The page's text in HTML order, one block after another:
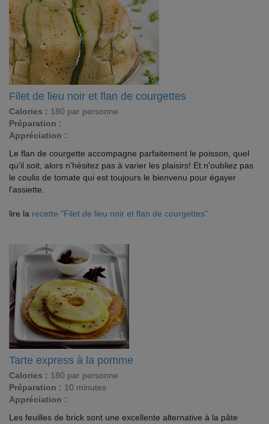
Filet de lieu noir et flan de courgettes
Calories : 180 par personne
Préparation :
Appréciation :
Le flan de courgette accompagne parfaitement le poisson, quel
qu'il soit, alors n'hésitez pas à varier les plaisirs! Et n'oubliez pas
le coulis de tomate qui est toujours le bienvenu pour égayer
l'assiette.
lire la recette "Filet de lieu noir et flan de courgettes"
Tarte express à la pomme
Calories : 180 par personne
Préparation : 10 minutes
Appréciation :
Les feuilles de brick sont une excellente alternative à la pâte